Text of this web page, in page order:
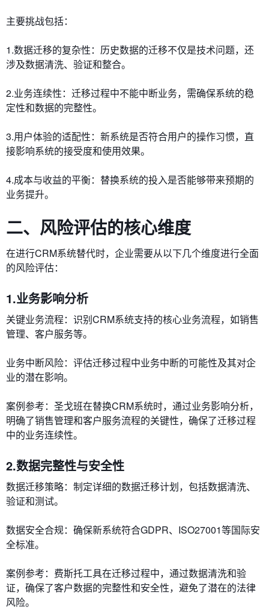
主要挑战包括：
1.数据迁移的复杂性：历史数据的迁移不仅是技术问题，还
涉及数据清洗、验证和整合。
2.业务连续性：迁移过程中不能中断业务，需确保系统的稳
定性和数据的完整性。
3.用户体验的适配性：新系统是否符合用户的操作习惯，直
接影响系统的接受度和使用效果。
4.成本与收益的平衡：替换系统的投入是否能够带来预期的
业务提升。
二、风险评估的核心维度
在进行CRM系统替代时，企业需要从以下几个维度进行全面
的风险评估：
1.业务影响分析
关键业务流程：识别CRM系统支持的核心业务流程，如销售
管理、客户服务等。
业务中断风险：评估迁移过程中业务中断的可能性及其对企
业的潜在影响。
案例参考：圣戈班在替换CRM系统时，通过业务影响分析，
明确了销售管理和客户服务流程的关键性，确保了迁移过程
中的业务连续性。
2.数据完整性与安全性
数据迁移策略：制定详细的数据迁移计划，包括数据清洗、
验证和测试。
数据安全合规：确保新系统符合GDPR、ISO27001等国际安
全标准。
案例参考：费斯托工具在迁移过程中，通过数据清洗和验
证，确保了客户数据的完整性和安全性，避免了潜在的法律
风险。